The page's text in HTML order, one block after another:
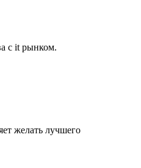
с it рынком.
желать лучшего